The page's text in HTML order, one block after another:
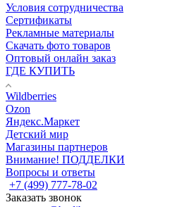
Условия сотрудничества
Сертификаты
Рекламные материалы
Скачать фото товаров
Оптовый онлайн заказ
ГДЕ КУПИТЬ
Wildberries
Ozon
Яндекс.Маркет
Детский мир
Магазины партнеров
Внимание! ПОДДЕЛКИ
Вопросы и ответы
+7 (499) 777-78-02
Заказать звонок